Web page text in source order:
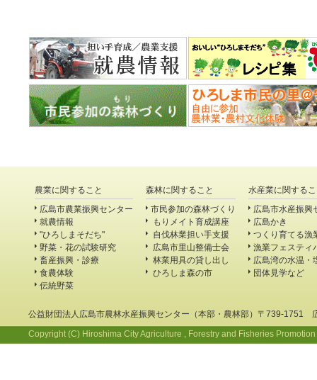
農業に関すること
広島市農業振興センター
就農情報
"ひろしまそだち"
野菜・花の試験研究
畜産振興・診療
食農体験
伝統野菜
森林に関すること
市民参加の森林づくり
もりメイト育成講座
自伐林業担い手支援
広島市里山整備士会
林業用具の貸し出し
ひろしま森の市
水産業に関する
広島市水産振興
広島かき
つくり育てる漁
漁業フェスティ
広島湾の水温・
団体見学など
公益財団法人広島市農林水産振興センター（本部・農林部）〒739-1751
Copyright (C) Hiroshima City Agriculture , Forestry and Fisheries